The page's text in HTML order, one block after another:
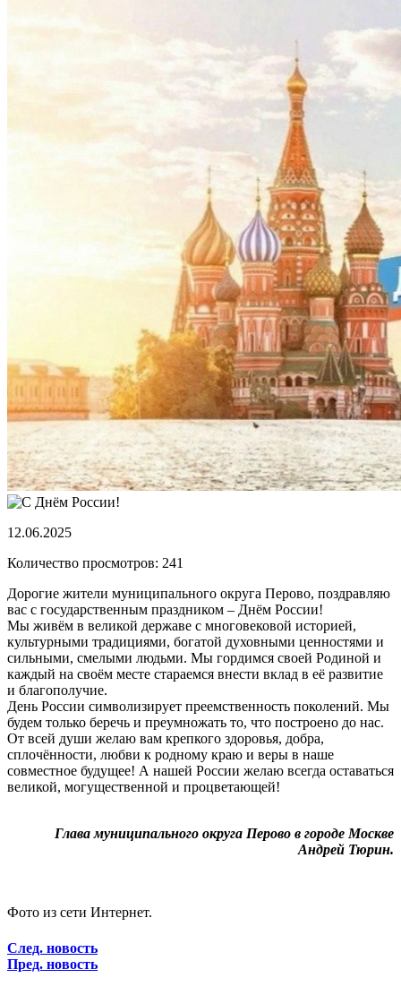
12.06.2025
Количество просмотров: 241
Дорогие жители муниципального округа Перово, поздравляю
вас с государственным праздником – Днём России!
Мы живём в великой державе с многовековой историей,
культурными традициями, богатой духовными ценностями и
сильными, смелыми людьми. Мы гордимся своей Родиной и
каждый на своём месте стараемся внести вклад в её развитие
и благополучие.
День России символизирует преемственность поколений. Мы
будем только беречь и преумножать то, что построено до нас.
От всей души желаю вам крепкого здоровья, добра,
сплочённости, любви к родному краю и веры в наше
совместное будущее! А нашей России желаю всегда оставаться
великой, могущественной и процветающей!
Глава муниципального округа Перово в городе Москве
Андрей Тюрин.
Фото из сети Интернет.
След. новость
Пред. новость